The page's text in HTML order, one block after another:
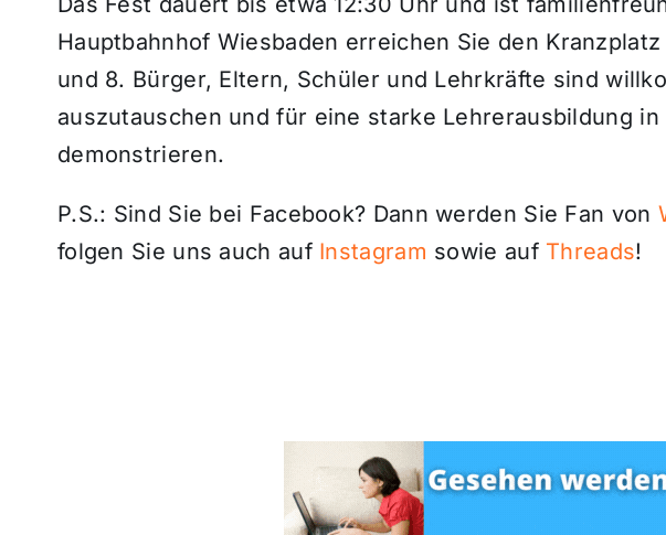
Hauptbahnhof Wiesbaden erreichen Sie den
und 8. Bürger, Eltern, Schüler und Lehrkräfte sind
auszutauschen und für eine starke Lehrerausbildung in
demonstrieren.
P.S.: Sind Sie bei Facebook? Dann werden Sie Fan von
folgen Sie uns auch auf Instagram sowie auf Threads!